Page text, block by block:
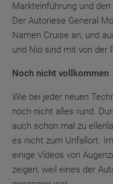
Markteinführung und
Der Autoriese General
Namen Cruise an, und
und Nio sind mit von der
Noch nicht vollkommen
Wie bei jeder neuen
noch nicht alles rund.
auch schon mal zu
es nicht zum Unfallort.
einige Videos von
zeigen, weil eines der